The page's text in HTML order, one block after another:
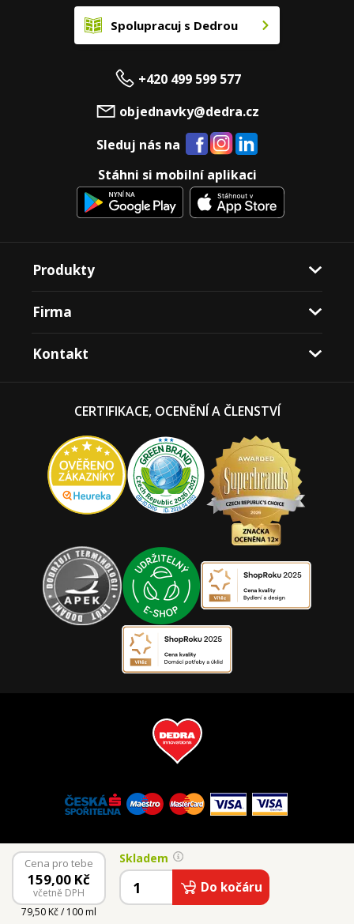
Cena pro tebe
159,00 Kč
včetně DPH
79,50 Kč / 100 ml
Skladem
Do kočáru
Spolupracuj s Dedrou
+420 499 599 577
objednavky@dedra.cz
Sleduj nás na
Stáhni si mobilní aplikaci
Produkty
Firma
Kontakt
CERTIFIKACE, OCENĚNÍ A ČLENSTVÍ
© 2026 Vaše Dedra, s.r.o.